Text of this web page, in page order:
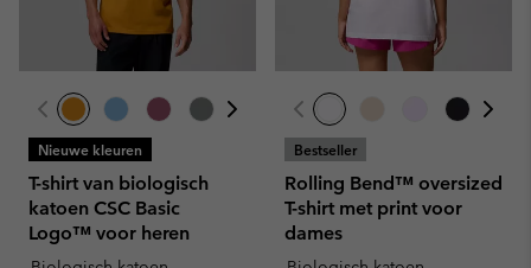
Nieuwe kleuren
T-shirt van biologisch
katoen CSC Basic
Logo™ voor heren
Bestseller
Rolling Bend™ oversized
T-shirt met print voor
dames